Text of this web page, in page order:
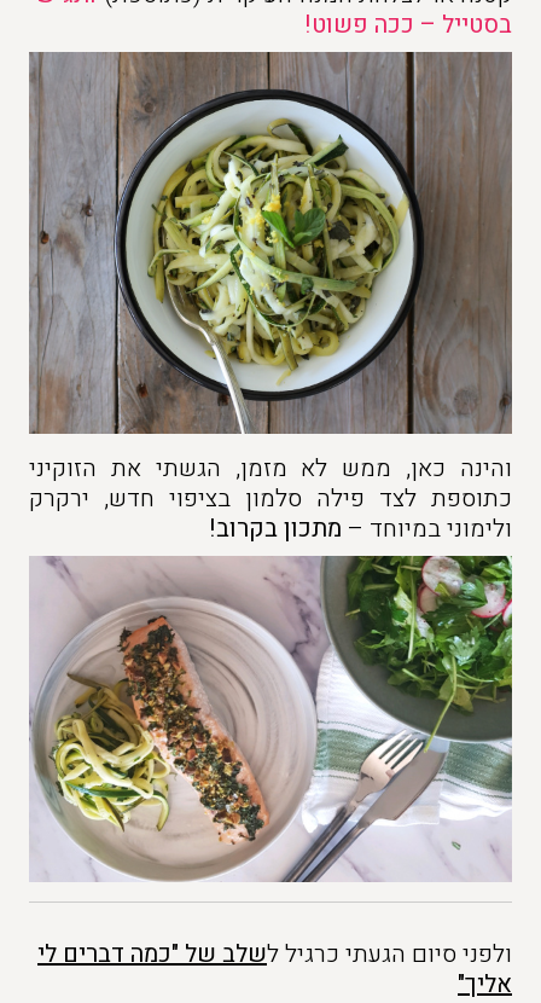
בסטייל – ככה פשוט!
והינה כאן, ממש לא מזמן, הגשתי את הזוקיני
כתוספת לצד פילה סלמון בציפוי חדש, ירקרק
ולימוני במיוחד – מתכון בקרוב!
ולפני סיום הגעתי כרגיל לשלב של "כמה דברים לי
אליך"